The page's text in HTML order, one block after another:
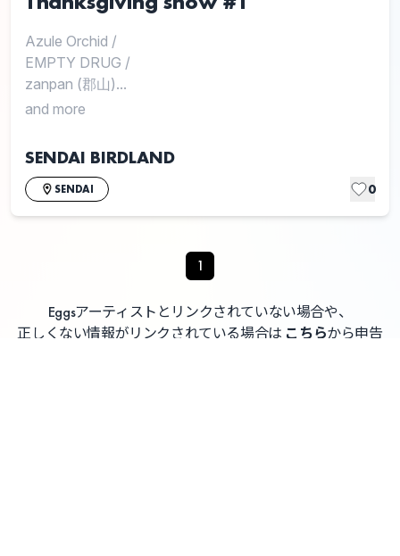
Azule Orchid /
EMPTY DRUG /
zanpan (郡山)...
and more
SENDAI BIRDLAND
SENDAI 0
1
Eggsアーティストとリンクされていない場合や、
正しくない情報がリンクされている場合は こちらから申告